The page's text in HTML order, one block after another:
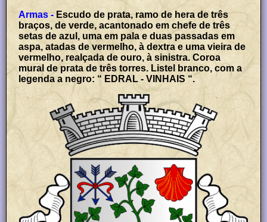
Armas - Escudo de prata, ramo de hera de três
braços, de verde, acantonado em chefe de três
setas de azul, uma em pala e duas passadas em
aspa, atadas de vermelho, à dextra e uma vieira de
vermelho, realçada de ouro, à sinistra. Coroa
mural de prata de três torres. Listel branco, com a
legenda a negro: “ EDRAL - VINHAIS “.